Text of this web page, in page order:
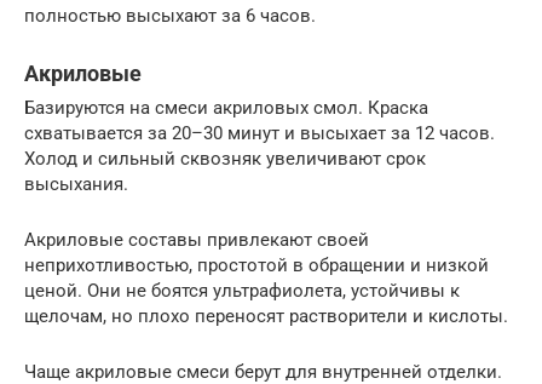
полностью высыхают за 6 часов.
Акриловые
Базируются на смеси акриловых смол. Краска
схватывается за 20–30 минут и высыхает за 12 часов.
Холод и сильный сквозняк увеличивают срок
высыхания.
Акриловые составы привлекают своей
неприхотливостью, простотой в обращении и низкой
ценой. Они не боятся ультрафиолета, устойчивы к
щелочам, но плохо переносят растворители и кислоты.
Чаще акриловые смеси берут для внутренней отделки.